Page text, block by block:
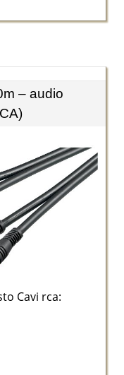
– audio
Cavi rca: